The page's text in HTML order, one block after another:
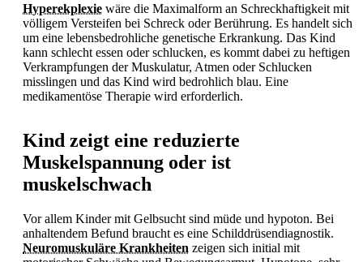
Hyperekplexie wäre die Maximalform an Schreckhaftigkeit mit
völligem Versteifen bei Schreck oder Berührung. Es handelt sich
um eine lebensbedrohliche genetische Erkrankung. Das Kind
kann schlecht essen oder schlucken, es kommt dabei zu heftigen
Verkrampfungen der Muskulatur, Atmen oder Schlucken
misslingen und das Kind wird bedrohlich blau. Eine
medikamentöse Therapie wird erforderlich.
Kind zeigt eine reduzierte
Muskelspannung oder ist
muskelschwach
Vor allem Kinder mit Gelbsucht sind müde und hypoton. Bei
anhaltendem Befund braucht es eine Schilddrüsendiagnostik.
Neuromuskuläre Krankheiten zeigen sich initial mit